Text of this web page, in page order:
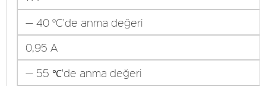
— 40 °C'de anma değeri
0,95 A
— 55 ℃'de anma değeri